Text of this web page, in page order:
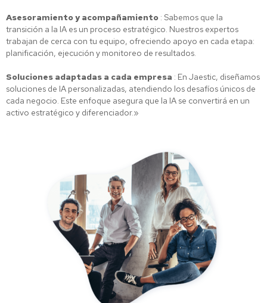
Asesoramiento y acompañamiento : Sabemos que la
transición a la IA es un proceso estratégico. Nuestros expertos
trabajan de cerca con tu equipo, ofreciendo apoyo en cada etapa:
planificación, ejecución y monitoreo de resultados.
Soluciones adaptadas a cada empresa : En Jaestic, diseñamos
soluciones de IA personalizadas, atendiendo los desafíos únicos de
cada negocio. Este enfoque asegura que la IA se convertirá en un
activo estratégico y diferenciador.»